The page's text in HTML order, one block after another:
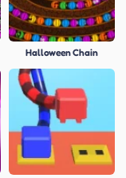
Halloween Chain